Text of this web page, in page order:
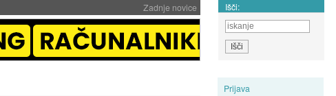
Zadnje novice Išči:
Prijava